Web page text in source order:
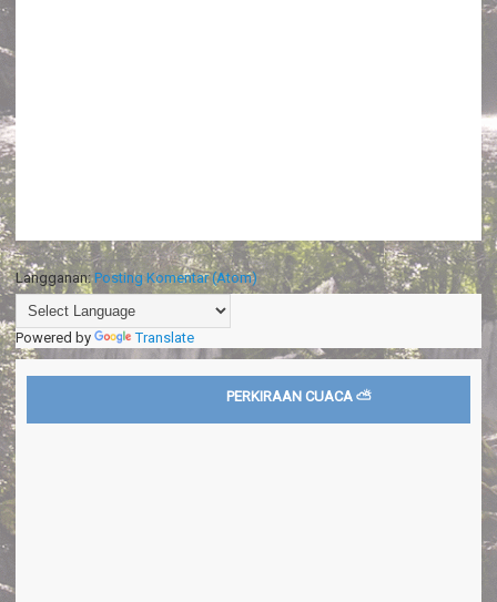
Langganan:Posting Komentar (Atom)
Powered by Translate
PERKIRAAN CUACA ⛅